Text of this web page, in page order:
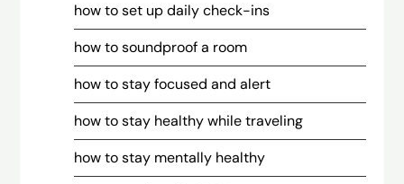
how to set up daily check-ins
how to soundproof a room
how to stay focused and alert
how to stay healthy while traveling
how to stay mentally healthy